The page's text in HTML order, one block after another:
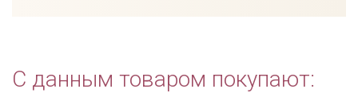
С данным товаром покупают: